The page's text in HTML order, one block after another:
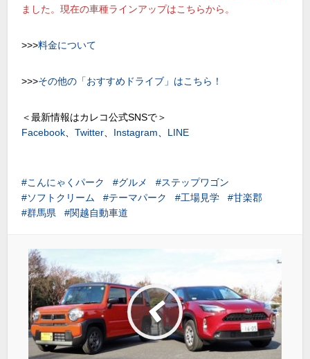
ました。現在の車種ラインアップはこちらから。
>>>料金について
>>>その他の「おすすめドライブ」はこちら！
＜最新情報はカレコ公式SNSで＞
Facebook 、Twitter Instagram LINE
こんにゃくパーク グルメ
ステップワゴン
ソフトクリーム
テーマパーク 工場見学
甘楽郡
群馬県
関越自動車道